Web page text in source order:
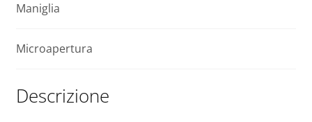
Maniglia
Microapertura
Descrizione